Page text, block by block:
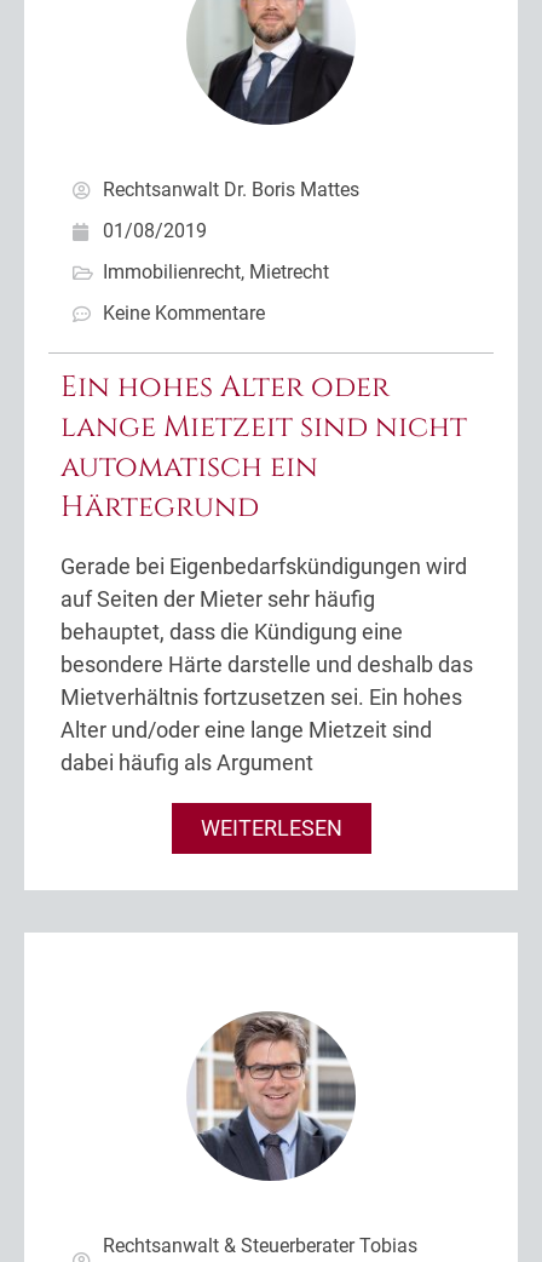
Rechtsanwalt Dr. Boris Mattes
01/08/2019
Immobilienrecht, Mietrecht
Keine Kommentare
Ein hohes Alter oder
lange Mietzeit sind nicht
automatisch ein
Härtegrund
Gerade bei Eigenbedarfskündigungen wird
auf Seiten der Mieter sehr häufig
behauptet, dass die Kündigung eine
besondere Härte darstelle und deshalb das
Mietverhältnis fortzusetzen sei. Ein hohes
Alter und/oder eine lange Mietzeit sind
dabei häufig als Argument
WEITERLESEN
Rechtsanwalt & Steuerberater Tobias